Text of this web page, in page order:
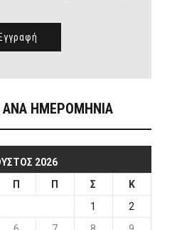
ΗΜΕΡΟΜΗΝΙΑ
2026
Π Π Σ
Κ
1
2